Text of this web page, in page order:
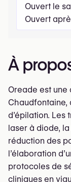
Ouvert le
Ouvert
À
Oreade est
Chaudfontaine,
d’épilation. Les
laser à diode,
réduction des
l’élaboration
protocoles de
cliniques en